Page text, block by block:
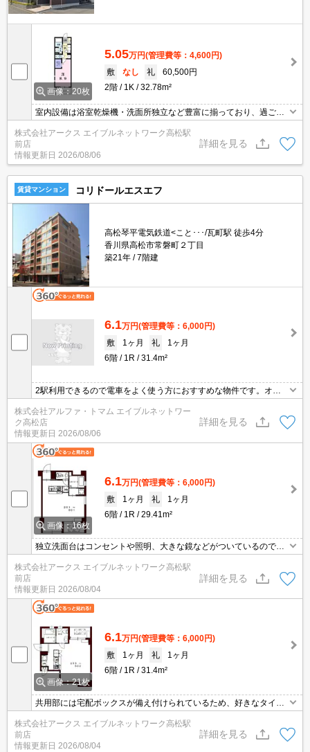
画像：20枚
5.05万円(管理費等：4,600円)
敷
なし 礼
60,500円
2階
1K 32.78m²
室内設備は浴室乾燥機・洗面所独立など豊富に揃っており、過ごし
やすいお部屋になっております。セキュリティ面は、TVインターホ
ン・オートロックなどを備え付けているので安心して暮らせます。
3口コンロが付いている物件であれば、短い時間で一気に作り置き
もできます。マンションタイプのお部屋です。駐輪場付きの物件で
す。
株式会社アークス エイブルネットワーク高松駅
前店
情報更新日 2026/08/06
詳細を見る
賃貸マンション コリドールエスエフ
高松琴平電気鉄道<こと･･･/瓦町駅 徒歩4分
香川県高松市常磐町２丁目
築21年
7階建
6.1万円(管理費等：6,000円)
敷
1ヶ月 礼
1ヶ月
6階
1R 31.4m²
2駅利用できるので電車をよく使う方におすすめな物件です。オー
トロック・ドアホン付きで防犯面安心！室内設備は洗面所独立・浴
室にはジェットバス・インターネット無料など大変充実しておりま
す。
株式会社アルファ・トマム エイブルネットワー
ク高松店
情報更新日 2026/08/06
詳細を見る
画像：16枚
6.1万円(管理費等：6,000円)
敷
1ヶ月 礼
1ヶ月
6階
1R 29.41m²
独立洗面台はコンセントや照明、大きな鏡などがついているので化
基本的に玄関先まで来ることがなく防犯対策につながります。不在
時でも荷物を受け取ることができるため、時間調整の手間が省ける
宅配ボックスを備えております。照明付きのマンションです。
株式会社アークス エイブルネットワーク高松駅
前店
情報更新日 2026/08/04
詳細を見る
画像：21枚
6.1万円(管理費等：6,000円)
敷
1ヶ月 礼
1ヶ月
6階
1R 31.4m²
共用部には宅配ボックスが備え付けられているため、好きなタイミ
ングで荷物を受け取ることができます。洗面所が独立しているの
で、利便性の高い環境だといえます。建物のエントランスには安全
性に優れているオートロック機能を備えております。お部屋から徒
歩4分の場所に駅が位置するので、毎日の移動時間を削減できま
株式会社アークス エイブルネットワーク高松駅
前店
情報更新日 2026/08/04
詳細を見る